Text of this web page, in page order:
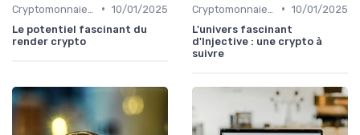
• 10/01/2025
Le potentiel fascinant du
render crypto
• 10/01/2025
L'univers fascinant
d'Injective : une crypto à
suivre